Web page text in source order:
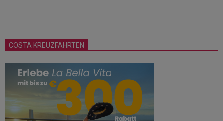
COSTA KREUZFAHRTEN